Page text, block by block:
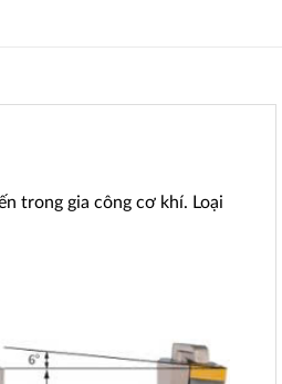
trong gia công cơ khí. Loại